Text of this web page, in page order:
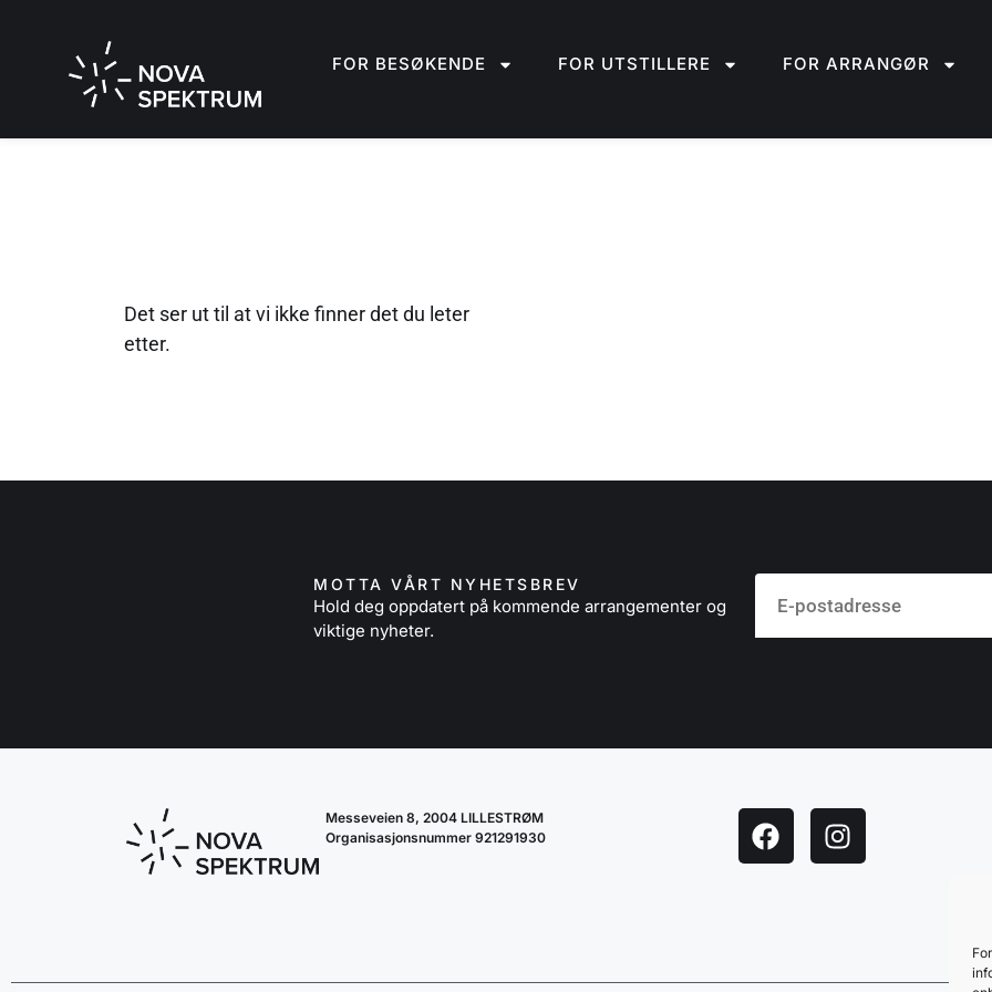
FOR BESØKENDE FOR UTSTILLERE FOR ARRANGØR
Det ser ut til at vi ikke finner det du leter
etter.
MOTTA VÅRT NYHETSBREV
Hold deg oppdatert på kommende arrangementer og
viktige nyheter.
Messeveien 8, 2004 LILLESTRØM
Organisasjonsnummer 921291930